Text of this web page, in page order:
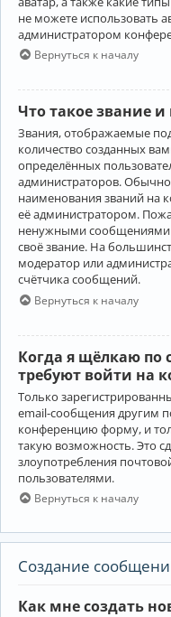
не можете использовать
администратором
Вернуться к началу
Что такое звание
Звания, отображаемые
количество созданных
определённых
администраторов.
наименования званий на
её администратором.
ненужными сообщениями
своё звание. На
модератор или
счётчика сообщений.
Вернуться к началу
Когда я щёлкаю по
требуют войти на
Только
email-сообщения другим
конференцию форму, и
такую возможность. Это
злоупотребления
пользователями.
Вернуться к началу
Создание
Как мне создать